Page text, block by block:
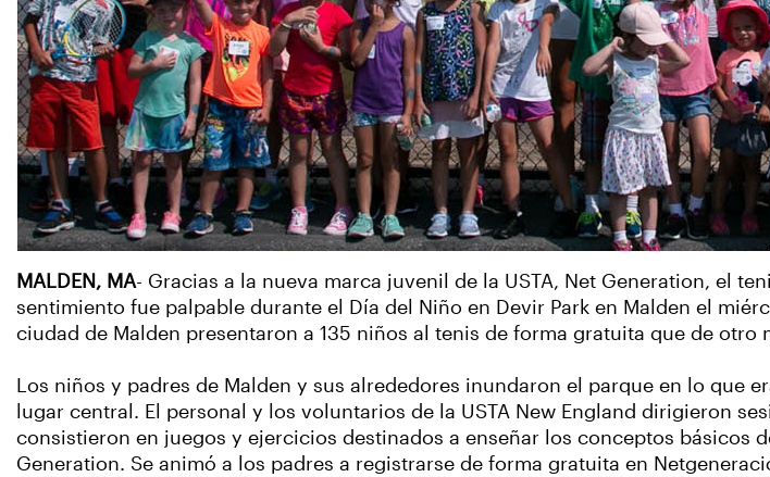
MALDEN, MA- Gracias a la nueva marca juvenil de la USTA, Net Generation, el
sentimiento fue palpable durante el Día del Niño en Devir Park en Malden el
ciudad de Malden presentaron a 135 niños al tenis de forma gratuita que de
Los niños y padres de Malden y sus alrededores inundaron el parque en lo que
lugar central. El personal y los voluntarios de la USTA New England dirigieron
consistieron en juegos y ejercicios destinados a enseñar los conceptos básicos
Generation. Se animó a los padres a registrarse de forma gratuita en